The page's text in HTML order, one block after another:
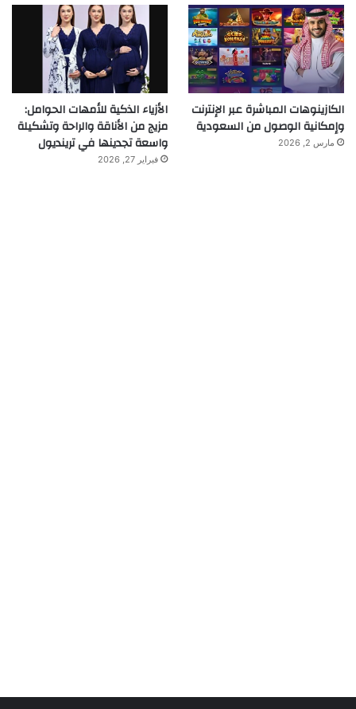
الكازينوهات المباشرة عبر الإنترنت
وإمكانية الوصول من السعودية
مارس 2, 2026
الأزياء الذكية للأمهات الحوامل:
مزيج من الأناقة والراحة وتشكيلة
واسعة تجدينها في ترينديول
فبراير 27, 2026